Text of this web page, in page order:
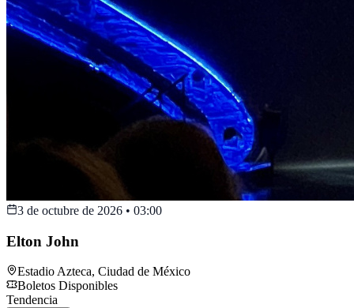
3 de octubre de 2026 • 03:00
Elton John
Estadio Azteca, Ciudad de México
Boletos Disponibles
Tendencia